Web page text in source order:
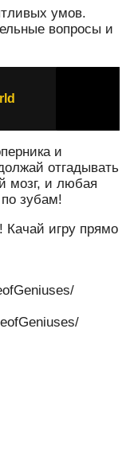
умов.
вопросы и
и
отгадывать
мозг, и любая
по зубам!
Качай игру прямо